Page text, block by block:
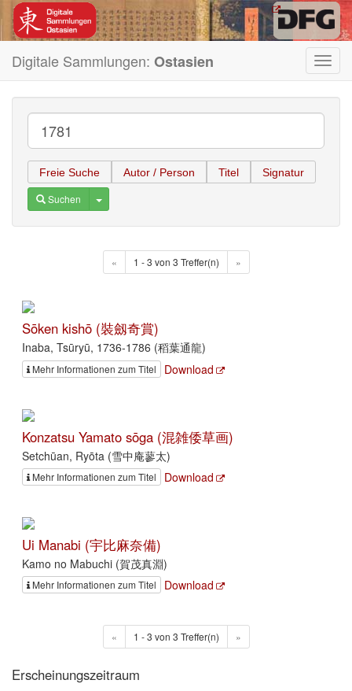
Digitale Sammlungen: Ostasien
Freie Suche Autor / Person Titel Signatur
Suchen Toggle Dropdown
« 1 - 3 von 3 Treffer(n) »
Sōken kishō (裝劔奇賞)
Inaba, Tsūryū, 1736-1786 (稻葉通龍)
Mehr Informationen zum Titel Download
Konzatsu Yamato sōga (混雑倭草画)
Setchūan, Ryōta (雪中庵蓼太)
Mehr Informationen zum Titel Download
Ui Manabi (宇比麻奈備)
Kamo no Mabuchi (賀茂真淵)
Mehr Informationen zum Titel Download
« 1 - 3 von 3 Treffer(n) »
Erscheinungszeitraum